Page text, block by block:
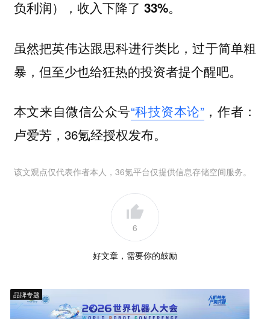
负利润），收入下降了 33%。
虽然把英伟达跟思科进行类比，过于简单粗
暴，但至少也给狂热的投资者提个醒吧。
本文来自微信公众号“科技资本论”，作者：
卢爱芳，36氪经授权发布。
该文观点仅代表作者本人，36氪平台仅提供信息存储空间服务。
6
好文章，需要你的鼓励
品牌专题